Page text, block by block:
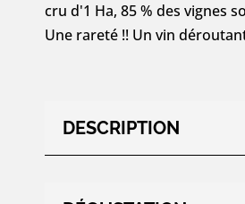
Monts
Luisants
150
cru d'1 Ha, 85 % des vignes
Une rareté !! Un vin
DESCRIPTION